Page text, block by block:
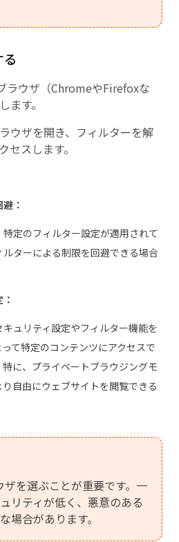
ラウザ（ChromeやFirefoxな
ます。
ウザを開き、フィルターを解
セスします。
：
定のフィルター設定が適用されて
ターによる制限を回避できる場合
ュリティ設定やフィルター機能を
て特定のコンテンツにアクセスで
に、プライベートブラウジングモ
自由にウェブサイトを閲覧できる
を選ぶことが重要です。一
リティが低く、悪意のある
場合があります。